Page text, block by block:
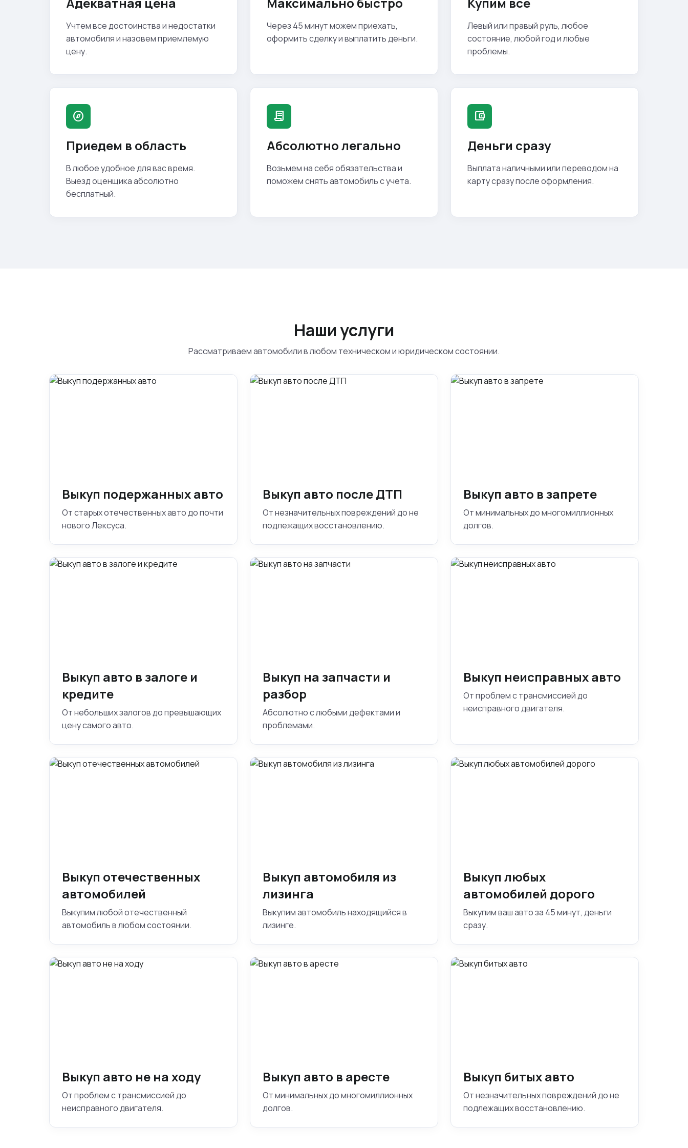
Учтем все достоинства и недостатки
автомобиля и назовем приемлемую
цену.
Через 45 минут можем приехать,
оформить сделку и выплатить деньги.
Левый или правый руль, любое
состояние, любой год и любые
проблемы.
explore
Приедем в область
В любое удобное для вас время.
Выезд оценщика абсолютно
бесплатный.
contract
Абсолютно легально
Возьмем на себя обязательства и
поможем снять автомобиль с учета.
account_balance_wallet
Деньги сразу
Выплата наличными или переводом на
карту сразу после оформления.
Наши услуги
Рассматриваем автомобили в любом техническом и юридическом состоянии.
Выкуп подержанных авто
От старых отечественных авто до почти
нового Лексуса.
Выкуп авто после ДТП
От незначительных повреждений до не
подлежащих восстановлению.
Выкуп авто в запрете
От минимальных до многомиллионных
долгов.
Выкуп авто в залоге и
кредите
От небольших залогов до превышающих
цену самого авто.
Выкуп на запчасти и
разбор
Абсолютно с любыми дефектами и
проблемами.
Выкуп неисправных авто
От проблем с трансмиссией до
неисправного двигателя.
Выкуп отечественных
автомобилей
Выкупим любой отечественный
автомобиль в любом состоянии.
Выкуп автомобиля из
лизинга
Выкупим автомобиль находящийся в
лизинге.
Выкуп любых
автомобилей дорого
Выкупим ваш авто за 45 минут, деньги
сразу.
Выкуп авто не на ходу
От проблем с трансмиссией до
неисправного двигателя.
Выкуп авто в аресте
От минимальных до многомиллионных
долгов.
Выкуп битых авто
От незначительных повреждений до не
подлежащих восстановлению.